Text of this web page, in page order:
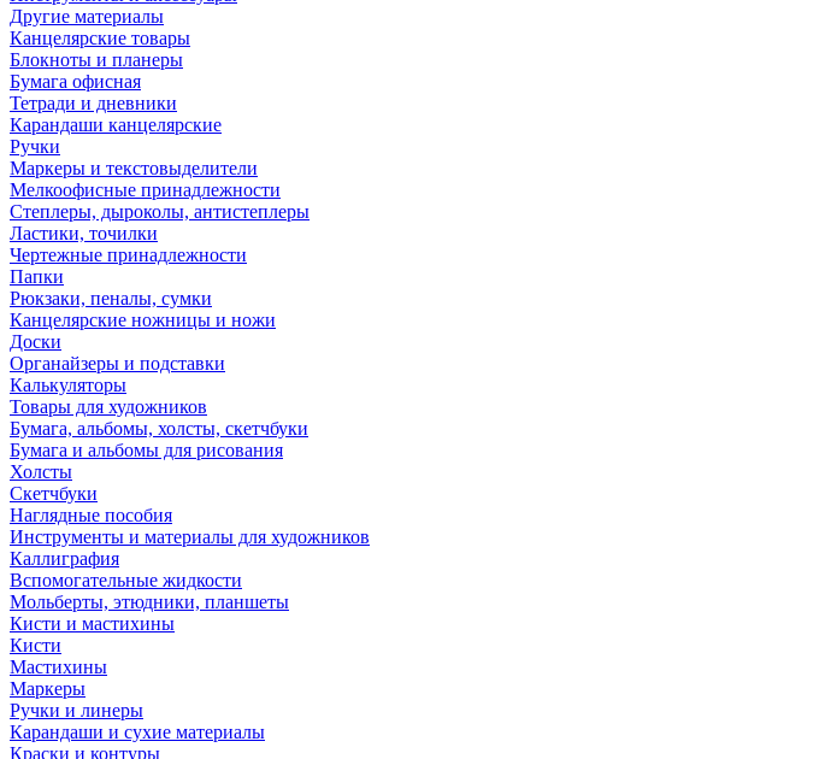
Другие материалы
Канцелярские товары
Блокноты и планеры
Бумага офисная
Тетради и дневники
Карандаши канцелярские
Ручки
Маркеры и текстовыделители
Мелкоофисные принадлежности
Степлеры, дыроколы, антистеплеры
Ластики, точилки
Чертежные принадлежности
Папки
Рюкзаки, пеналы, сумки
Канцелярские ножницы и ножи
Доски
Органайзеры и подставки
Калькуляторы
Товары для художников
Бумага, альбомы, холсты, скетчбуки
Бумага и альбомы для рисования
Холсты
Скетчбуки
Наглядные пособия
Инструменты и материалы для художников
Каллиграфия
Вспомогательные жидкости
Мольберты, этюдники, планшеты
Кисти и мастихины
Кисти
Мастихины
Маркеры
Ручки и линеры
Карандаши и сухие материалы
Краски и контуры